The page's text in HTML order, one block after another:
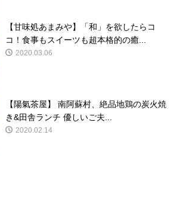
【甘味処あまみや】「和」を欲したらコ
コ！食事もスイーツも超本格的の癒...
2020.03.06
【陽氣茶屋】 南阿蘇村、絶品地鶏の炭火焼
き&田舎ランチ 優しいご夫...
2020.02.14